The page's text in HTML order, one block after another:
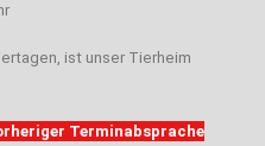
ist unser Tierheim
Terminabsprache